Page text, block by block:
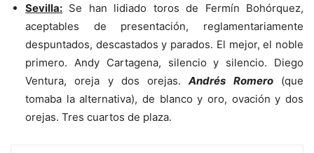
Sevilla: Se han lidiado toros de Fermín Bohórquez,
aceptables de presentación, reglamentariamente
despuntados, descastados y parados. El mejor, el noble
primero. Andy Cartagena, silencio y silencio. Diego
Ventura, oreja y dos orejas.Andrés Romero(que
tomaba la alternativa), de blanco y oro, ovación y dos
orejas. Tres cuartos de plaza.